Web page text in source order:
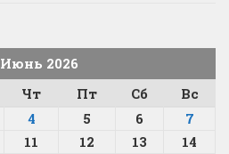
Июнь 2026
Чт Пт Сб
Вс
4 5 6
7
11 12 13
14